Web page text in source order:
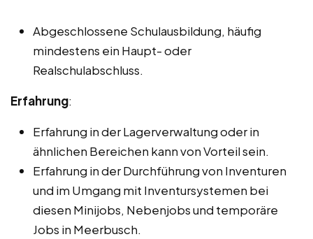
Abgeschlossene Schulausbildung, häufig
mindestens ein Haupt- oder
Realschulabschluss.
Erfahrung:
Erfahrung in der Lagerverwaltung oder in
ähnlichen Bereichen kann von Vorteil sein.
Erfahrung in der Durchführung von Inventuren
und im Umgang mit Inventursystemen bei
diesen Minijobs, Nebenjobs und temporäre
Jobs in Meerbusch.